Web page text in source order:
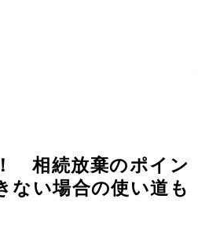
相続放棄のポイン
ない場合の使い道も